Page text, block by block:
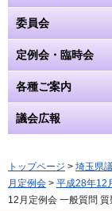
委員会
定例会・臨時会
各種ご案内
議会広報
トップページ > 埼玉県
月定例会 > 平成28年
12月定例会 一般質問 質